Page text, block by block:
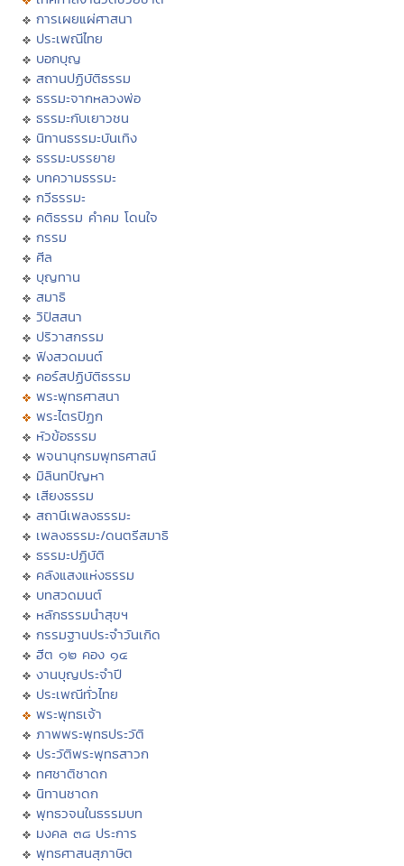
การเผยแผ่ศาสนา
ประเพณีไทย
บอกบุญ
สถานปฏิบัติธรรม
ธรรมะจากหลวงพ่อ
ธรรมะกับเยาวชน
นิทานธรรมะบันเทิง
ธรรมะบรรยาย
บทความธรรมะ
กวีธรรมะ
คติธรรม คำคม โดนใจ
กรรม
ศีล
บุญทาน
สมาธิ
วิปัสสนา
ปริวาสกรรม
ฟังสวดมนต์
คอร์สปฏิบัติธรรม
พระพุทธศาสนา
พระไตรปิฏก
หัวข้อธรรม
พจนานุกรมพุทธศาสน์
มิลินทปัญหา
เสียงธรรม
สถานีเพลงธรรมะ
เพลงธรรมะ/ดนตรีสมาธิ
ธรรมะปฏิบัติ
คลังแสงแห่งธรรม
บทสวดมนต์
หลักธรรมนำสุขฯ
กรรมฐานประจำวันเกิด
ฮีต ๑๒ คอง ๑๔
งานบุญประจำปี
ประเพณีทั่วไทย
พระพุทธเจ้า
ภาพพระพุทธประวัติ
ประวัติพระพุทธสาวก
ทศชาติชาดก
นิทานชาดก
พุทธวจนในธรรมบท
มงคล ๓๘ ประการ
พุทธศาสนสุภาษิต